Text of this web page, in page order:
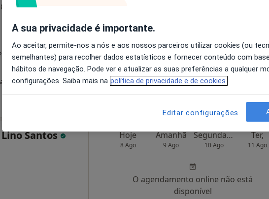
86 opiniões
7A, Lisboa •Mapa
desde 60 €
O agendamento online não está
Solicite um atendimento
Lino Santos Hoje
8 Ago
Amanhã
9 Ago
Segunda-feira
10 Ago
Ter,
11 Ago
O agendamento online não está
disponível
A sua privacidade é importante.
Ao aceitar, permite-nos a nós e aos nossos parceiros utilizar cookies (ou
semelhantes) para recolher dados estatísticos e fornecer conteúdo com
hábitos de navegação. Pode ver e atualizar as suas preferências a qualquer
configurações. Saiba mais na política de privacidade e de cookies.
Editar configurações